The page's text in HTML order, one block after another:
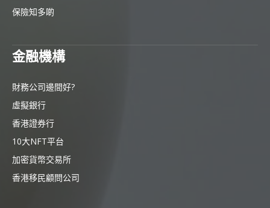
保險知多啲
金融機構
財務公司邊間好?
虛擬銀行
香港證券行
10大NFT平台
加密貨幣交易所
香港移民顧問公司